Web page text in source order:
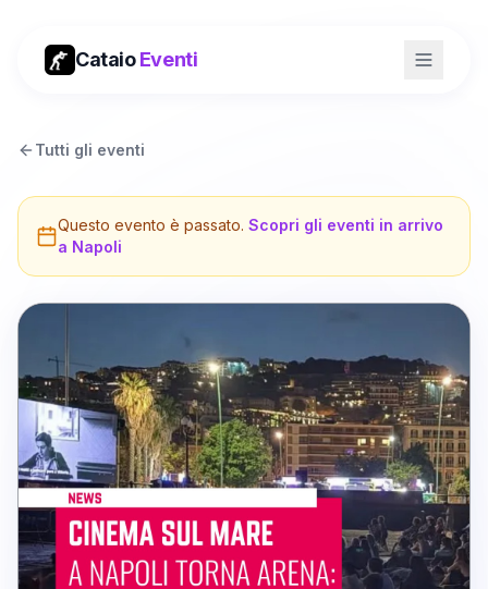
CataioEventi
Tutti gli eventi
Questo evento è passato. Scopri gli eventi in arrivo
a Napoli